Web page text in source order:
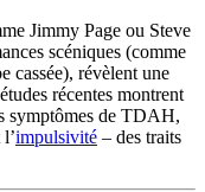
Jimmy Page ou Steve
scéniques (comme
cassée), révèlent une
récentes montrent
symptômes de TDAH,
impulsivité – des traits